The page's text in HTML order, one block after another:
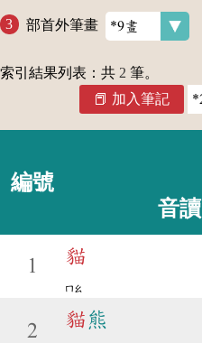
部首外筆畫
索引結果列表：共 2 筆。
加入筆記
編號
音讀
1 貓
ㄇㄠ
2
貓 熊